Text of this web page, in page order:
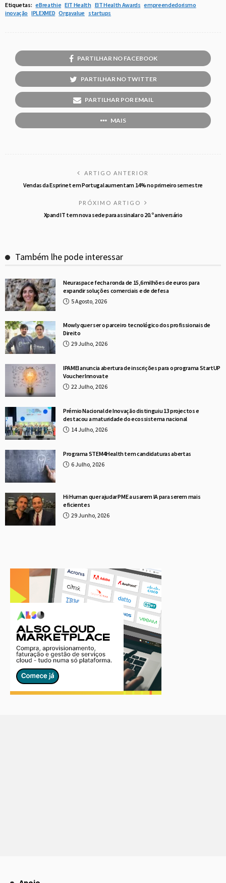
Etiquetas: eBreathie EIT Health EIT Health Awards empreendedorismo
inovação IPLEXMED Orgavalue startups
PARTILHAR NO FACEBOOK
PARTILHAR NO TWITTER
PARTILHAR POR EMAIL
MAIS
ARTIGO ANTERIOR
Vendas da Esprinet em Portugal aumentam 14% no primeiro semestre
PRÓXIMO ARTIGO
Xpand IT tem nova sede para assinalar o 20.º aniversário
Também lhe pode interessar
Neuraspace fecha ronda de 15,6 milhões de euros para
expandir soluções comerciais e de defesa
5 Agosto, 2026
Mowly quer ser o parceiro tecnológico dos profissionais de
Direito
29 Julho, 2026
IPAMEI anuncia abertura de inscrições para o programa StartUP
Voucher Innovate
22 Julho, 2026
Prémio Nacional de Inovação distinguiu 13 projectos e
destacou a maturidade do ecossistema nacional
14 Julho, 2026
Programa STEM4Health tem candidaturas abertas
6 Julho, 2026
Hi Human quer ajudar PME a usarem IA para serem mais
eficientes
29 Junho, 2026